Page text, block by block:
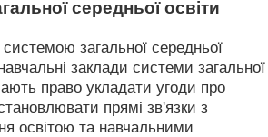
середньої освіти
загальної середньої
заклади системи загальної
право укладати угоди про
прямі зв'язки з
освітою та навчальними